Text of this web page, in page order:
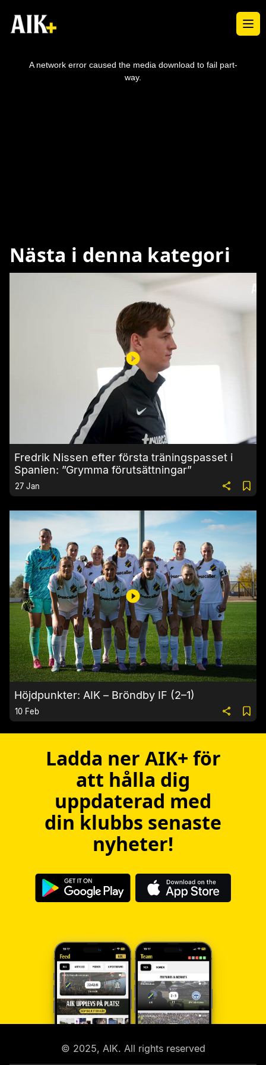
A network error caused the media download to fail part-
way.
Nästa i denna kategori
Fredrik Nissen efter första träningspasset i
Spanien: ”Grymma förutsättningar”
27 Jan
Höjdpunkter: AIK – Bröndby IF (2–1)
10 Feb
Ladda ner AIK+ för
att hålla dig
uppdaterad med
din klubbs senaste
nyheter!
© 2025, AIK. All rights reserved